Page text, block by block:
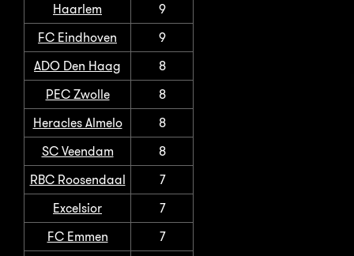
Haarlem
9
FC Eindhoven
9
ADO Den Haag
8
PEC Zwolle
8
Heracles Almelo
8
SC Veendam
8
RBC Roosendaal
7
Excelsior
7
FC Emmen
7